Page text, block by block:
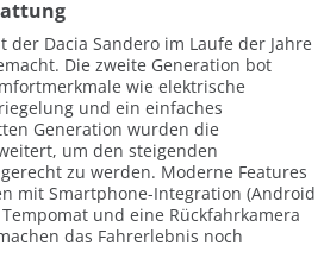
Dacia Sandero im Laufe der Jahre
Die zweite Generation bot
wie elektrische
und ein einfaches
Generation wurden die
um den steigenden
zu werden. Moderne Features
mit Smartphone-Integration (Android
und eine Rückfahrkamera
das Fahrerlebnis noch